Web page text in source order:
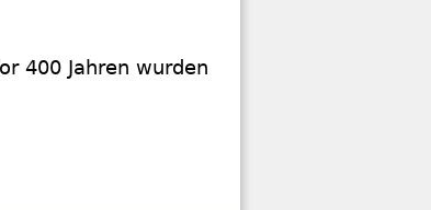
400 Jahren wurden